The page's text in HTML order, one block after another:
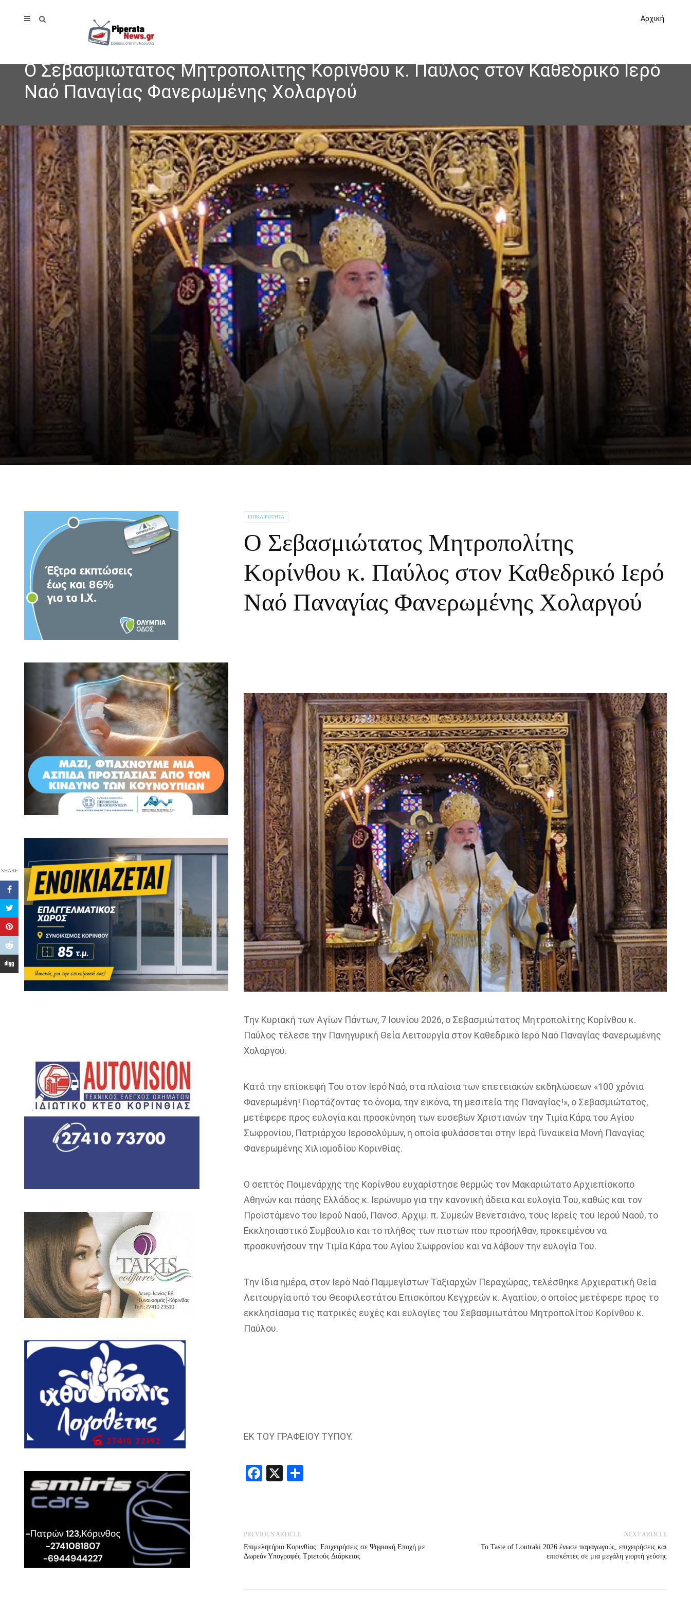
Αρχική
Ο Σεβασμιώτατος Μητροπολίτης Κορίνθου κ. Παύλος στον Καθεδρικό Ιερό
Ναό Παναγίας Φανερωμένης Χολαργού
ΕΠΙΚΑΙΡΌΤΗΤΑ
Ο Σεβασμιώτατος Μητροπολίτης
Κορίνθου κ. Παύλος στον Καθεδρικό Ιερό
Ναό Παναγίας Φανερωμένης Χολαργού
SHARE
Την Κυριακή των Αγίων Πάντων, 7 Ιουνίου 2026, ο Σεβασμιώτατος Μητροπολίτης Κορίνθου κ.
Παύλος τέλεσε την Πανηγυρική Θεία Λειτουργία στον Καθεδρικό Ιερό Ναό Παναγίας Φανερωμένης
Χολαργού.
Κατά την επίσκεψή Του στον Ιερό Ναό, στα πλαίσια των επετειακών εκδηλώσεων «100 χρόνια
Φανερωμένη! Γιορτάζοντας το όνομα, την εικόνα, τη μεσιτεία της Παναγίας!», ο Σεβασμιώτατος,
μετέφερε προς ευλογία και προσκύνηση των ευσεβών Χριστιανών την ΤιμίαΚάρα του Αγίου
Σωφρονίου, Πατριάρχου Ιεροσολύμων, η οποία φυλάσσεται στην Ιερά Γυναικεία Μονή Παναγίας
Φανερωμένης Χιλιομοδίου Κορινθίας.
Ο σεπτός Ποιμενάρχης της Κορίνθου ευχαρίστησε θερμώς τον ΜακαριώτατοΑρχιεπίσκοπο
Αθηνών και πάσης Ελλάδος κ. Ιερώνυμογια την κανονική άδεια και ευλογία Του, καθώς και τον
Προϊστάμενο του Ιερού Ναού, Πανοσ. Αρχιμ. π. Συμεών Βενετσιάνο, τους Ιερείς του Ιερού Ναού, το
Εκκλησιαστικό Συμβούλιο και το πλήθος των πιστών που προσήλθαν, προκειμένου να
προσκυνήσουν την ΤιμίαΚάρα του Αγίου Σωφρονίου και να λάβουν την ευλογία Του.
Την ίδια ημέρα, στον Ιερό Ναό Παμμεγίστων Ταξιαρχών Περαχώρας, τελέσθηκε Αρχιερατική Θεία
Λειτουργία υπό του Θεοφιλεστάτου Επισκόπου Κεγχρεών κ. Αγαπίου, ο οποίος μετέφερε προς το
εκκλησίασμα τις πατρικές ευχές και ευλογίες του Σεβασμιωτάτου Μητροπολίτου Κορίνθου κ.
Παύλου.
ΕΚ ΤΟΥ ΓΡΑΦΕΙΟΥ ΤΥΠΟΥ.
Facebook
X Share
PREVIOUS ARTICLE
Eπιμελητήριο Κορινθίας: Επιχειρήσεις σε Ψηφιακή Εποχή με
Δωρεάν Υπογραφές Τριετούς Διάρκειας
NEXT ARTICLE
Το Taste of Loutraki 2026 ένωσε παραγωγούς, επιχειρήσεις και
επισκέπτες σε μια μεγάλη γιορτή γεύσης